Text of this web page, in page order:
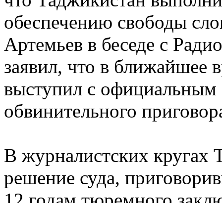
обеспечению свободы
Артемьев в беседе с
заявил, что в ближайшее
выступил с официальным
обвинительного
В журналистских кругах
решение суда,